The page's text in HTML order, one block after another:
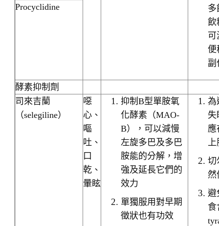
多
飲
可
便
副
Procyclidine
酵素抑制劑
司來吉蘭
（selegiline）
噁
心、
嘔
吐、
口
乾、
暈眩
抑制B型單胺氧
化酵素（MAO-
B），可以減慢
左旋多巴及多巴
胺能的分解，增
強及延長它們的
效力
單獨服用對早期
徵狀也有功效
為
失
應
切
然
避
食